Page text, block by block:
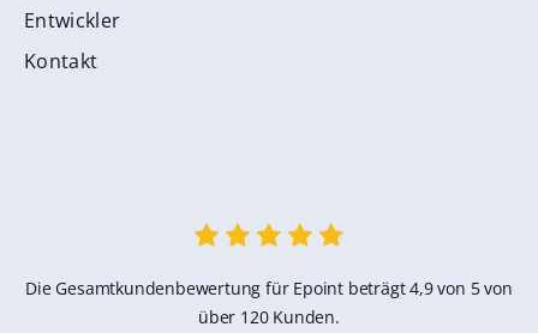
Entwickler
Kontakt
Die Gesamtkundenbewertung für Epoint beträgt 4,9 von 5 von
über 120 Kunden.